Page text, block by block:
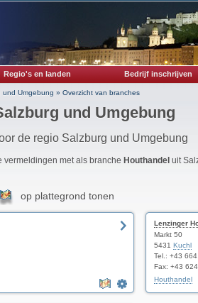
Regio's en landen Bedrijf inschrijven
und Umgebung » Overzicht van branches
und Umgebung
de regio Salzburg und Umgebung
vermeldingen met als branche Houthandel uit
op plattegrond tonen
Lenzinger
Markt 50
5431 Kuchl
Tel.: +43
Fax: +43
Houthandel